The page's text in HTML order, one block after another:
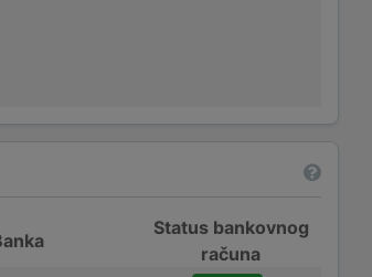
Status bankovnog
računa